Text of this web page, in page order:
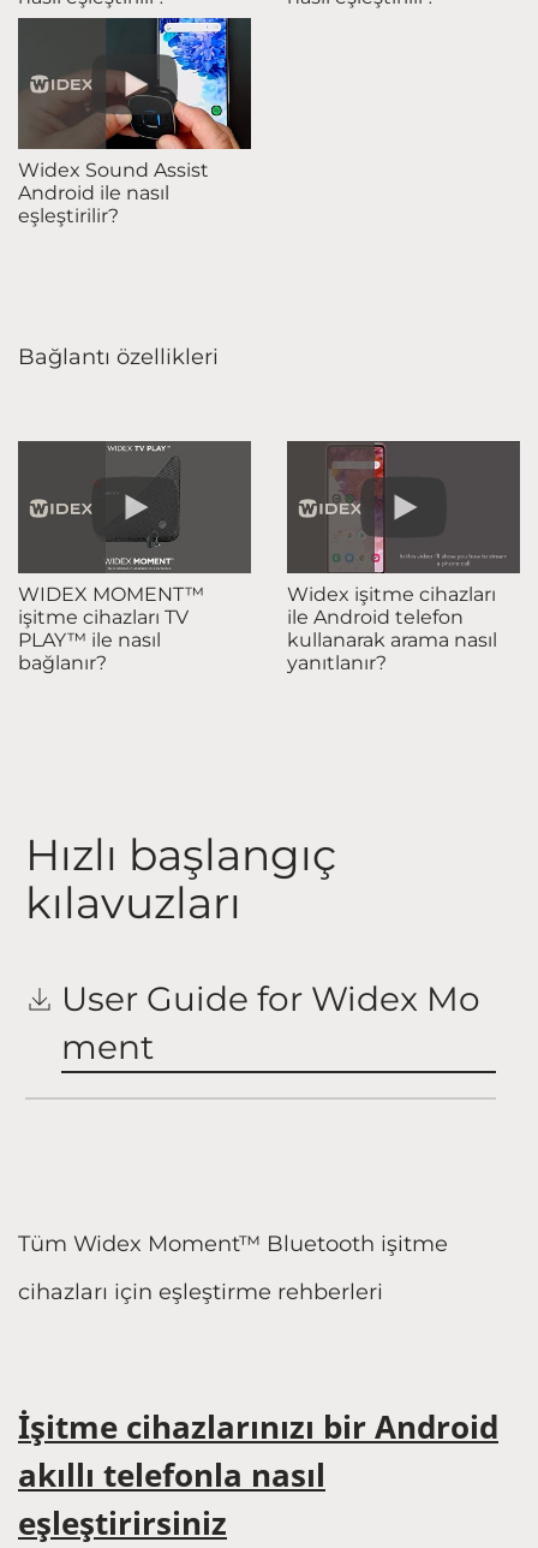
Widex Sound Assist
Android ile nasıl
eşleştirilir?
Bağlantı özellikleri
WIDEX MOMENT™
işitme cihazları TV
PLAY™ ile nasıl
bağlanır?
Widex işitme cihazları
ile Android telefon
kullanarak arama nasıl
yanıtlanır?
Hızlı başlangıç
kılavuzları
User Guide for Widex Mo
ment
Tüm Widex Moment™ Bluetooth işitme
cihazları için eşleştirme rehberleri
İşitme cihazlarınızı bir Android
akıllı telefonla nasıl
eşleştirirsiniz